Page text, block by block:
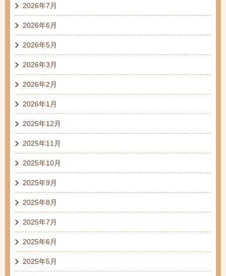
2026年7月
2026年6月
2026年5月
2026年3月
2026年2月
2026年1月
2025年12月
2025年11月
2025年10月
2025年9月
2025年8月
2025年7月
2025年6月
2025年5月